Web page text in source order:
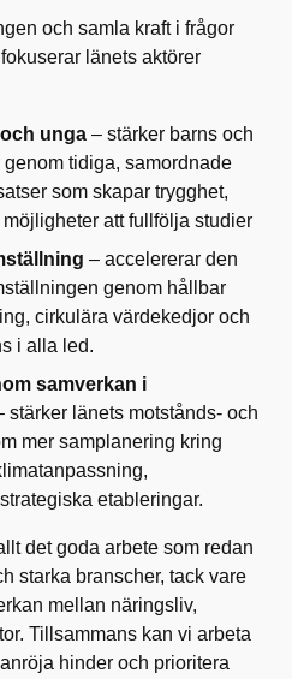
och samla kraft i frågor
länets aktörer
unga – stärker barns och
tidiga, samordnade
som skapar trygghet,
att fullfölja studier
– accelererar den
genom hållbar
cirkulära värdekedjor och
i alla led.
samverkan i
stärker länets motstånds- och
mer samplanering kring
etableringar.
det goda arbete som redan
starka branscher, tack vare
mellan näringsliv,
Tillsammans kan vi arbeta
hinder och prioritera